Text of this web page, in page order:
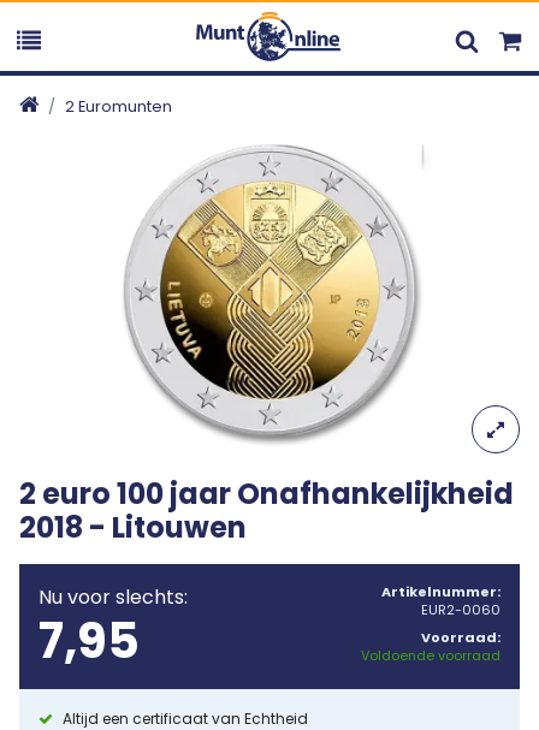
2 Euromunten
2 euro 100 jaar Onafhankelijkheid
2018 - Litouwen
Nu voor slechts:
7,95
Artikelnummer:
EUR2-0060
Voorraad:
Voldoende voorraad
Altijd een certificaat van Echtheid